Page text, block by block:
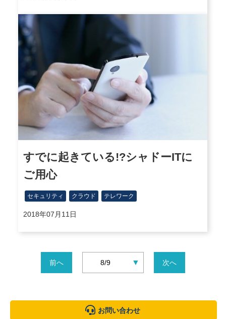
すでに起きている!?シャドーITに
ご用心
セキュリティ クラウド テレワーク
2018年07月11日
前へ 8/9 ▼ 次へ
お問い合わせ